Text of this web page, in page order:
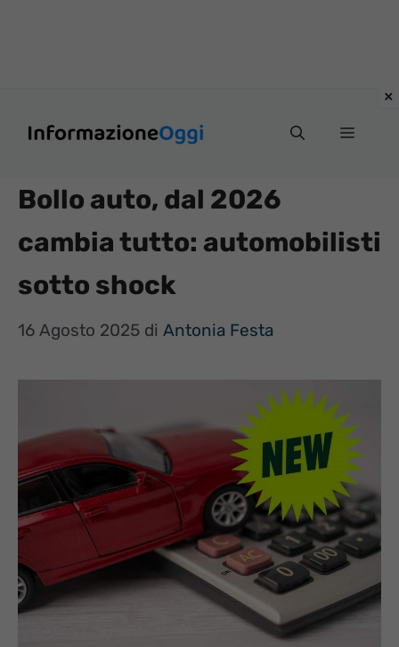
Menu
Bollo auto, dal 2026
cambia tutto: automobilisti
sotto shock
16 Agosto 2025 di Antonia Festa